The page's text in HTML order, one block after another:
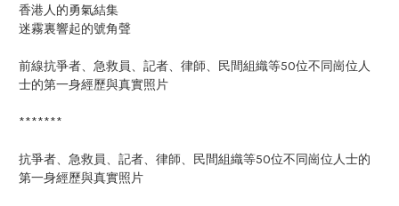
香港人的勇氣結集
迷霧裏響起的號角聲
前線抗爭者、急救員、記者、律師、民間組織等50位不同崗位人
士的第一身經歷與真實照片
*******
抗爭者、急救員、記者、律師、民間組織等50位不同崗位人士的
第一身經歷與真實照片